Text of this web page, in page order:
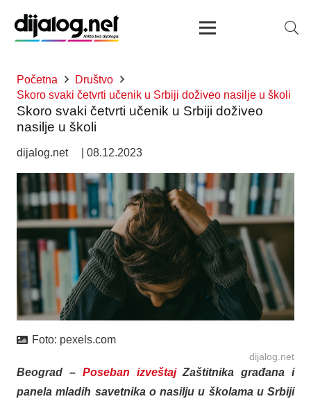
Početna
Društvo
Skoro svaki četvrti učenik u Srbiji doživeo nasilje u školi
Skoro svaki četvrti učenik u Srbiji doživeo
nasilje u školi
dijalog.net |08.12.2023
Foto: pexels.com
dijalog.net
Beograd – Poseban izveštajZaštitnika građana i
panela mladih savetnika o nasilju u školama u Srbiji